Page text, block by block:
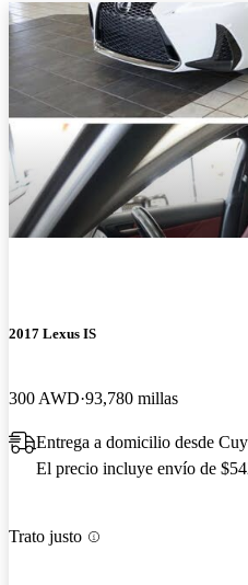
2017 Lexus IS
300 AWD 93,780 millas
Entrega a domicilio desde
El precio incluye envío de
Trato justo